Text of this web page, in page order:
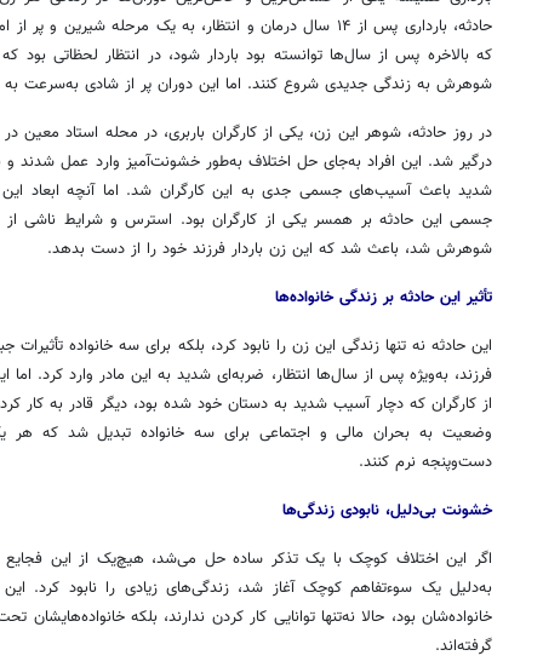
حادثه، بارداری پس از ۱۴ سال درمان و انتظار، به یک مرحله
که بالاخره پس از سال‌ها توانسته بود باردار شود، در انتظار لحظاتی بود
شوهرش به زندگی جدیدی شروع کنند. اما این دوران پر از شادی به‌سرعت
در روز حادثه، شوهر این زن، یکی از کارگران باربری، در محله استاد معین
درگیر شد. این افراد به‌جای حل اختلاف به‌طور خشونت‌آمیز وارد عمل شدند و
شدید باعث آسیب‌های جسمی جدی به این کارگران شد. اما آنچه ابعاد این
جسمی این حادثه بر همسر یکی از کارگران بود. استرس و شرایط ناشی
شوهرش شد، باعث شد که این زن باردار فرزند خود را از دست بدهد.
تأثیر این حادثه بر زندگی خانواده‌ها
این حادثه نه تنها زندگی این زن را نابود کرد، بلکه برای سه خانواده
فرزند، به‌ویژه پس از سال‌ها انتظار، ضربه‌ای شدید به این مادر وارد کرد.
از کارگران که دچار آسیب شدید به دستان خود شده بود، دیگر قادر به کار
وضعیت به بحران مالی و اجتماعی برای سه خانواده تبدیل شد که هر
دست‌وپنجه نرم کنند.
خشونت بی‌دلیل، نابودی زندگی‌ها
اگر این اختلاف کوچک با یک تذکر ساده حل می‌شد، هیچ‌یک از این
به‌دلیل یک سوءتفاهم کوچک آغاز شد، زندگی‌های زیادی را نابود کرد.
خانواده‌شان بود، حالا نه‌تنها توانایی کار کردن ندارند، بلکه
گرفته‌اند.